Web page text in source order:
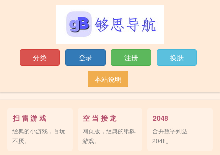
分类 登录 注册 换肤
本站说明
扫 雷 游 戏
经典的小游戏，百玩
不厌。
空 当 接 龙
网页版，经典的纸牌
游戏。
2048
合并数字到达
2048。